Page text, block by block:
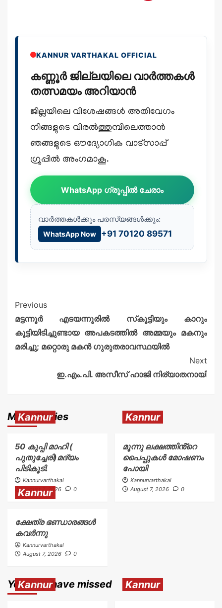
KANNUR VARTHAKAL OFFICIAL
കണ്ണൂർ ജില്ലയിലെ വാർത്തകൾ
തത്സമയം അറിയാൻ
ജില്ലയിലെ വിശേഷങ്ങൾ അതിവേഗം
നിങ്ങളുടെ വിരൽത്തുമ്പിലെത്താൻ
ഞങ്ങളുടെ ഔദ്യോഗിക വാട്സാപ്പ്
ഗ്രൂപ്പിൽ അംഗമാകൂ.
WhatsApp ഗ്രൂപ്പിൽ ചേരാം
വാർത്തകൾക്കും പരസ്യങ്ങൾക്കും:
WhatsApp Now +91 70120 89571
Previous
മട്ടന്നൂർ എടയന്നൂരിൽ സ്‌കൂട്ടിയും കാറും
കൂട്ടിയിടിച്ചുണ്ടായ അപകടത്തിൽ അമ്മയും മകനും
മരിച്ചു; മറ്റൊരു മകൻ ഗുരുതരാവസ്ഥയിൽ
Next
ഇ.എം.പി. അസീസ് ഹാജി നിര്യാതനായി
More Stories
Kannur
50 കുപ്പി മാഹി (
പുതുച്ചേരി)മദ്യം
പിടികൂടി.
Kannurvarthakal
August 7, 2026
0
Kannur
മൂന്നു ലക്ഷത്തിൻ്റെ
പൈപ്പുകൾ മോഷണം
പോയി
Kannurvarthakal
August 7, 2026
0
Kannur
ക്ഷേത്ര ഭണ്ഡാരങ്ങൾ
കവർന്നു
Kannurvarthakal
August 7, 2026
0
You may have missed
Kannur Kannur